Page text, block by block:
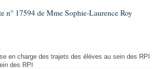
n° 17594 de Mme Sophie-Laurence Roy
en charge des trajets des élèves au sein des
des RPI